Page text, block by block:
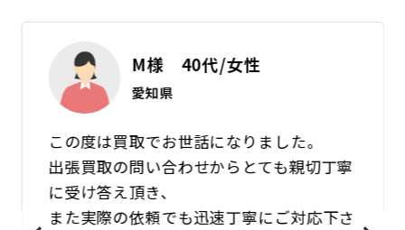
M様 40代/女性
愛知県
この度は買取でお世話になりました。
出張買取の問い合わせからとても親切丁寧
に受け答え頂き、
また実際の依頼でも迅速丁寧にご対応下さ